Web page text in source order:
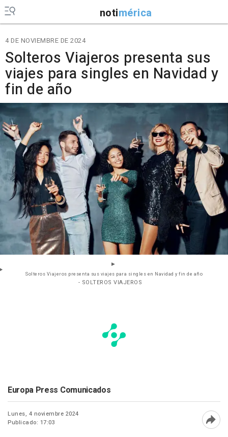
notimérica
4 DE NOVIEMBRE DE 2024
Solteros Viajeros presenta sus
viajes para singles en Navidad y
fin de año
Solteros Viajeros presenta sus viajes para singles en Navidad y fin de año
- SOLTEROS VIAJEROS
Europa Press Comunicados
Lunes, 4 noviembre 2024
Publicado: 17:03